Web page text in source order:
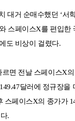
대거 순매수했던 ‘서
스페이스X를 편입한
도 비상이 걸렸다.
면 전날 스페이스X
달러에 정규장을
스페이스X의 종가가
.